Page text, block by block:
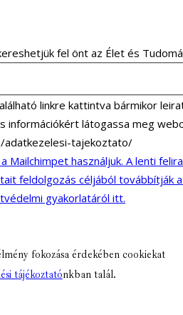
fel önt az Élet és
linkre kattintva bármikor
információkért látogassa meg
tajekoztato/
Mailchimpet használjuk. A lenti
feldolgozás céljából továbbítják
gyakorlatáról itt.
fokozása érdekében cookiekat
tájékoztatónkban talál.